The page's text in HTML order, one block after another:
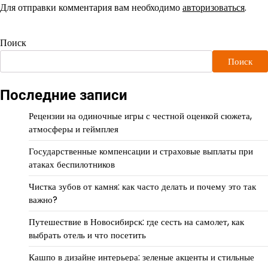
Для отправки комментария вам необходимоавторизоваться.
Поиск
Поиск
Последние записи
Рецензии на одиночные игры с честной оценкой сюжета,
атмосферы и геймплея
Государственные компенсации и страховые выплаты при
атаках беспилотников
Чистка зубов от камня: как часто делать и почему это так
важно?
Путешествие в Новосибирск: где сесть на самолет, как
выбрать отель и что посетить
Кашпо в дизайне интерьера: зеленые акценты и стильные